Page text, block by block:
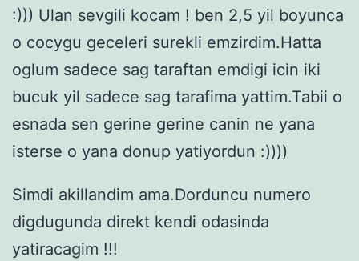
:))) Ulan sevgili kocam ! ben 2,5 yil boyunca
o cocygu geceleri surekli emzirdim.Hatta
oglum sadece sag taraftan emdigi icin iki
bucuk yil sadece sag tarafima yattim.Tabii o
esnada sen gerine gerine canin ne yana
isterse o yana donup yatiyordun :))))
Simdi akillandim ama.Dorduncu numero
digdugunda direkt kendi odasinda
yatiracagim !!!